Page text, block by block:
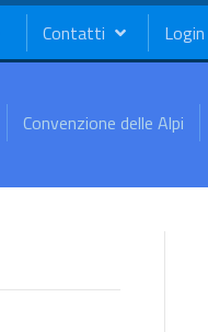
Contatti Login
Convenzione delle Alpi